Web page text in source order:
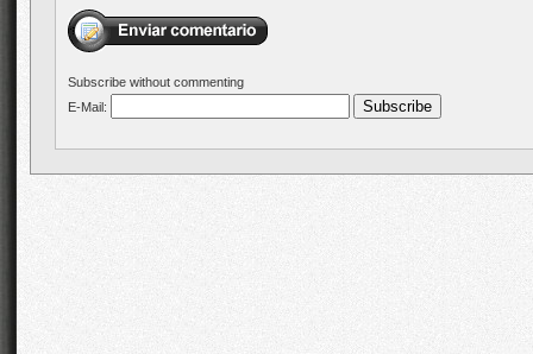
Subscribe without commenting
E-Mail: